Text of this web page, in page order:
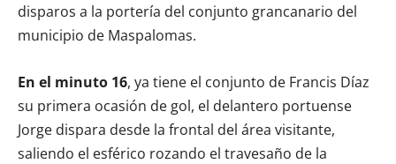
disparos a la portería del conjunto grancanario del
municipio de Maspalomas.
En el minuto 16, ya tiene el conjunto de Francis Díaz
su primera ocasión de gol, el delantero portuense
Jorge dispara desde la frontal del área visitante,
saliendo el esférico rozando el travesaño de la